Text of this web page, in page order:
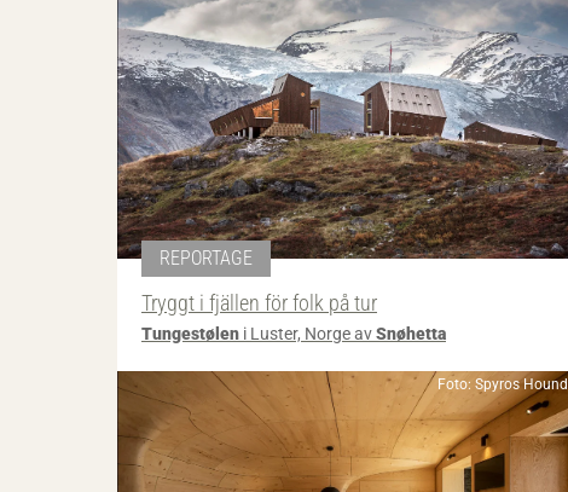
REPORTAGE
Tryggt i fjällen för folk på tur
Tungestølen i Luster, Norge avSnøhetta
Foto: Spyros Hound